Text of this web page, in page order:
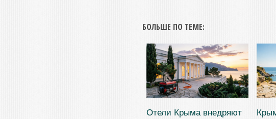
БОЛЬШЕ ПО ТЕМЕ:
Отели Крыма внедряют